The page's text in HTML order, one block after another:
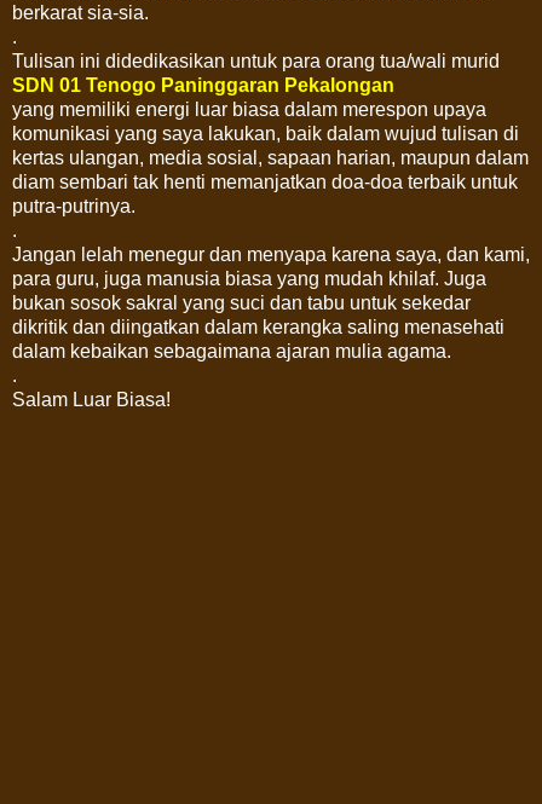
berkarat sia-sia.
.
Tulisan ini didedikasikan untuk para orang tua/wali murid
SDN 01 Tenogo Paninggaran Pekalongan
yang memiliki energi luar biasa dalam merespon upaya
komunikasi yang saya lakukan, baik dalam wujud tulisan di
kertas ulangan, media sosial, sapaan harian, maupun dalam
diam sembari tak henti memanjatkan doa-doa terbaik untuk
putra-putrinya.
.
Jangan lelah menegur dan menyapa karena saya, dan kami,
para guru, juga manusia biasa yang mudah khilaf. Juga
bukan sosok sakral yang suci dan tabu untuk sekedar
dikritik dan diingatkan dalam kerangka saling menasehati
dalam kebaikan sebagaimana ajaran mulia agama.
.
Salam Luar Biasa!